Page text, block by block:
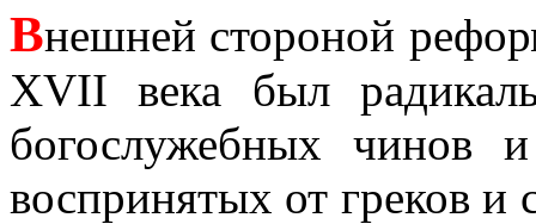
Внешней стороной
XVII века был
богослужебных чинов
воспринятых от греков и